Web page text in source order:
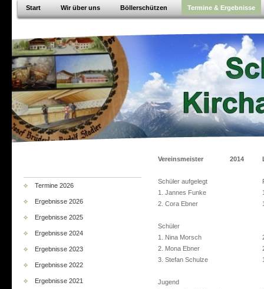
Start Wir über uns Böllerschützen Termine & Ergebnisse
Termine 2026
Ergebnisse 2026
Ergebnisse 2025
Ergebnisse 2024
Ergebnisse 2023
Ergebnisse 2022
Ergebnisse 2021
Vereinsmeister 2014
Schüler aufgelegt
1. Jannes Funke
2. Cora Ebner
Schüler
1. Nina Morsch
2. Mona Ebner
3. Stefan Schulze
Jugend